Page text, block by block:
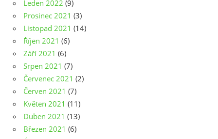
Leden 2022 (9)
Prosinec 2021 (3)
Listopad 2021 (14)
Říjen 2021 (6)
Září 2021 (6)
Srpen 2021 (7)
Červenec 2021 (2)
Červen 2021 (7)
Květen 2021 (11)
Duben 2021 (13)
Březen 2021 (6)